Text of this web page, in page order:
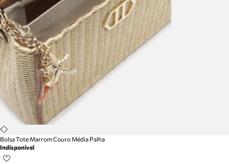
Bolsa Tote Marrom Couro Média Palha
Indisponível